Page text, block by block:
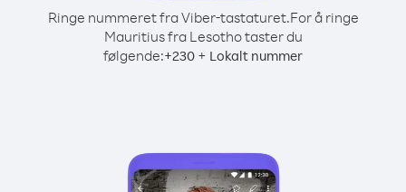
Ringe nummeret fra Viber-tastaturet.For å ringe
Mauritius fra Lesotho taster du
følgende:+230 + Lokalt nummer